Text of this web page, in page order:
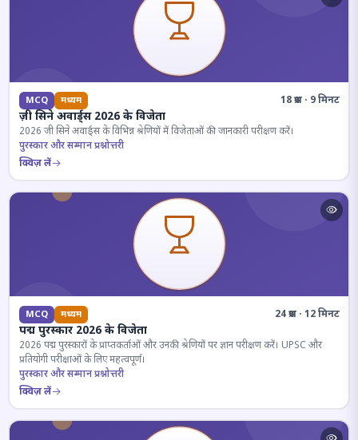
MCQ मध्यम 18 प्रश्न · 9 मिनट
ज़ी सिने अवार्ड्स 2026 के विजेता
2026 जी सिने अवार्ड्स के विभिन्न श्रेणियों में विजेताओं की जानकारी परीक्षण करें।
पुरस्कार और सम्मान प्रश्नोत्तरी
क्विज़ लें
MCQ मध्यम 24 प्रश्न · 12 मिनट
पद्म पुरस्कार 2026 के विजेता
2026 पद्म पुरस्कारों के प्राप्तकर्ताओं और उनकी श्रेणियों पर ज्ञान परीक्षण करें। UPSC और
प्रतियोगी परीक्षाओं के लिए महत्वपूर्ण।
पुरस्कार और सम्मान प्रश्नोत्तरी
क्विज़ लें